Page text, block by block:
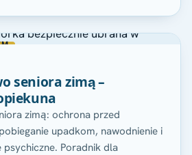
seniora zimą –
zimą: ochrona przed
upadkom, nawodnienie i
Poradnik dla